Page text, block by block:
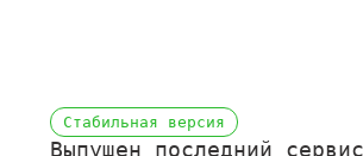
Стабильная версия
Выпущен последний